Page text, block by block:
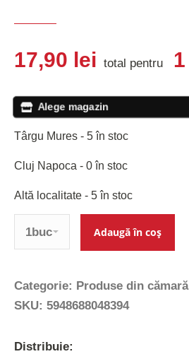
17,90 lei total pentru 1
Alege magazin
Târgu Mures - 5 în stoc
Cluj Napoca - 0 în stoc
Altă localitate - 5 în stoc
Adaugă în coș
Categorie: Produse din cămară
SKU: 5948688048394
Distribuie: